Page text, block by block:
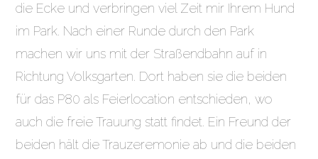
die Ecke und verbringen viel Zeit mir Ihrem Hund
im Park. Nach einer Runde durch den Park
machen wir uns mit der Straßendbahn auf in
Richtung Volksgarten. Dort haben sie die beiden
für das P80 als Feierlocation entschieden, wo
auch die freie Trauung statt findet. Ein Freund der
beiden hält die Trauzeremonie ab und die beiden